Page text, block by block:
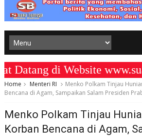
di Website
Home Menteri RI
Menko Polkam Tinjau
Bencana di Agam, Sampaikan Salam Presiden
Menko Polkam Tinjau
Korban Bencana di Agam,